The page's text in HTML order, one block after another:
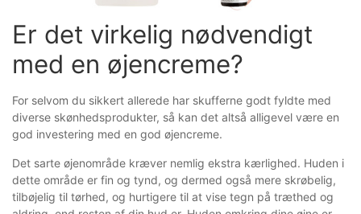
Er det virkelig nødvendigt
med en øjencreme?
For selvom du sikkert allerede har skufferne godt fyldte med
diverse skønhedsprodukter, så kan det altså alligevel være en
god investering med en god øjencreme.
Det sarte øjenområde kræver nemlig ekstra kærlighed. Huden i
dette område er fin og tynd, og dermed også mere skrøbelig,
tilbøjelig til tørhed, og hurtigere til at vise tegn på træthed og